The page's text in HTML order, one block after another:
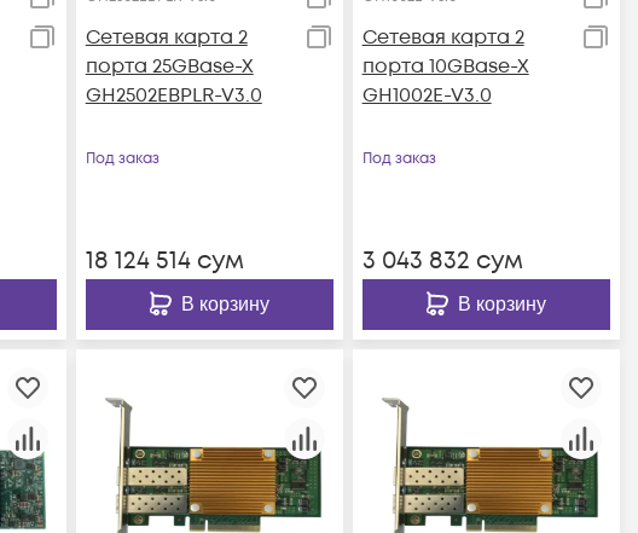
Сетевая карта 2
порта 25GBase-X
GH2502EBPLR-V3.0
Под заказ
18 124 514сум
В корзину
Сетевая карта 2
порта 10GBase-X
GH1002E-V3.0
Под заказ
3 043 832 сум
В корзину